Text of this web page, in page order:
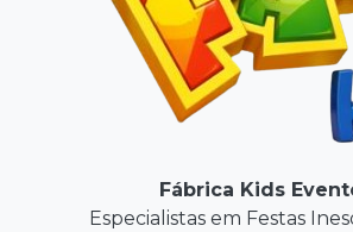
Fábrica Kids
Especialistas em Festas